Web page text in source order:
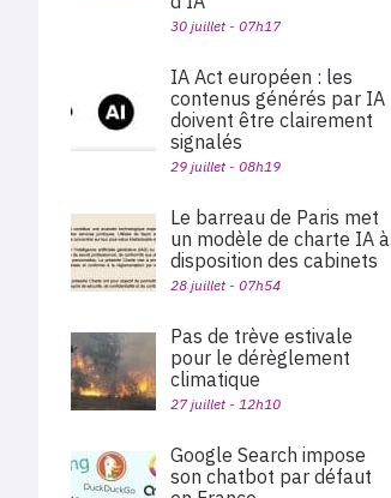
30 juillet - 07h17
IA Act européen : les
contenus générés par IA
doivent être clairement
signalés
29 juillet - 08h19
Le barreau de Paris met
un modèle de charte IA à
disposition des cabinets
28 juillet - 07h54
Pas de trève estivale
pour le dérèglement
climatique
27 juillet - 12h10
Google Search impose
son chatbot par défaut